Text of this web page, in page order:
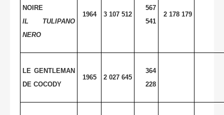
NOIRE
IL TULIPANO
NERO
1964 3 107 512
567
541
2 178 179
LE GENTLEMAN
DE COCODY
1965 2 027 645
364
228